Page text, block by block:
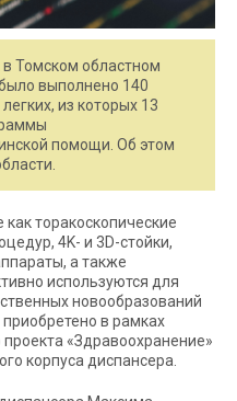
Томском областном
выполнено 140
из которых 13
помощи. Об этом
торакоскопические
4K- и 3D-стойки,
а также
используются для
новообразований
в рамках
«Здравоохранение»
корпуса диспансера.